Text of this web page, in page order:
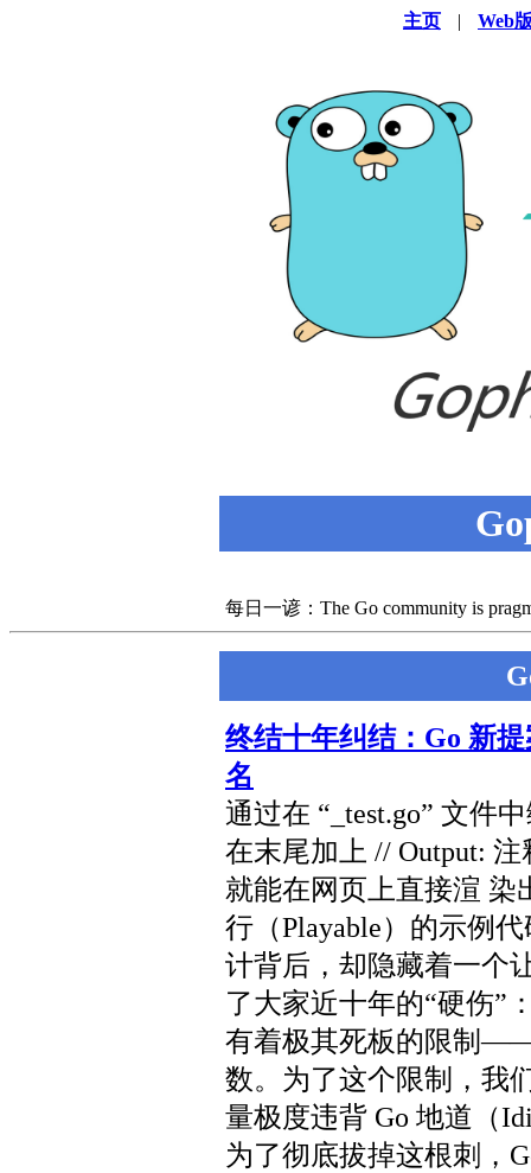
主页 | Web
每日一谚：The Go community is
终结十年纠结：Go 新
名
通过在 “_test.go” 文件
在末尾加上 // Output: 注
就能在网页上直接渲 染
行（Playable）的示例
计背后，却隐藏着一个
了大家近十年的“硬伤”
有着极其死板的限制
数。为了这个限制，我
量极度违背 Go 地道（
为了彻底拔掉这根刺，